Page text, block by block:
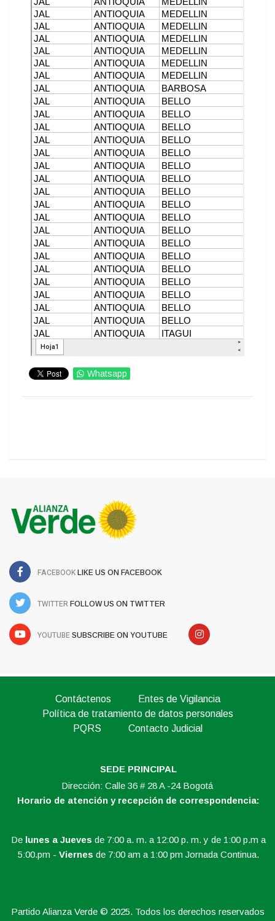
Whatsapp
FACEBOOK LIKE US ON FACEBOOK
TWITTER FOLLOW US ON TWITTER
YOUTUBE SUBSCRIBE ON YOUTUBE
Contáctenos
Entes de Vigilancia
Política de tratamiento de datos personales
PQRS
Contacto Judicial
SEDE PRINCIPAL
Dirección: Calle 36 # 28 A -24 Bogotá
Horario de atención y recepción de correspondencia:
De lunes a Jueves de 7:00 a. m. a 12:00 p. m. y de 1:00 p.m a
5:00.pm - Viernes de 7:00 am a 1:00 pm Jornada Continua.
Partido Alianza Verde © 2025. Todos los derechos reservados